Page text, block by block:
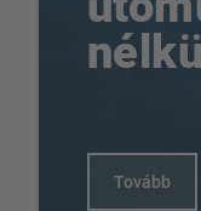
nélkül
Tovább